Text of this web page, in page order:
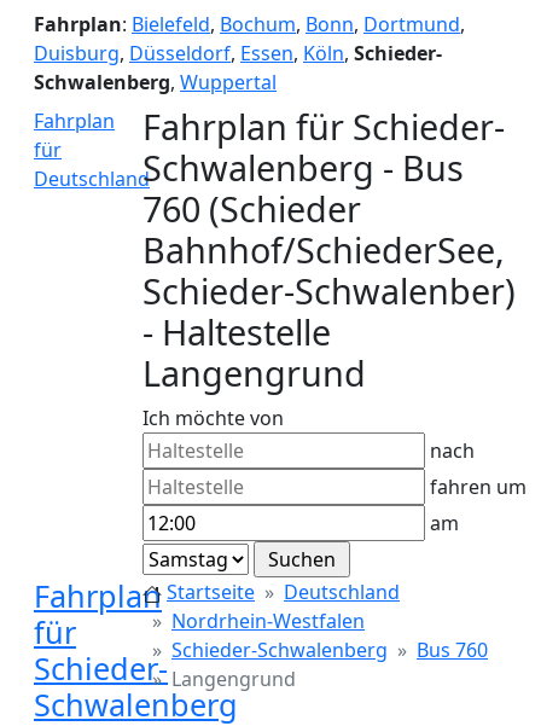
Fahrplan: Bielefeld, Bochum, Bonn, Dortmund,
Duisburg, Düsseldorf, Essen, Köln, Schieder-
Schwalenberg, Wuppertal
Fahrplan
für
Deutschland
Fahrplan für Schieder-
Schwalenberg - Bus
760 (Schieder
Bahnhof/SchiederSee,
Schieder-Schwalenber)
- Haltestelle
Langengrund
Ich möchte von
nach
fahren um
am
Fahrplan
für
Schieder-
Schwalenberg
Startseite
Deutschland
Nordrhein-Westfalen
Schieder-Schwalenberg
Bus 760
Langengrund